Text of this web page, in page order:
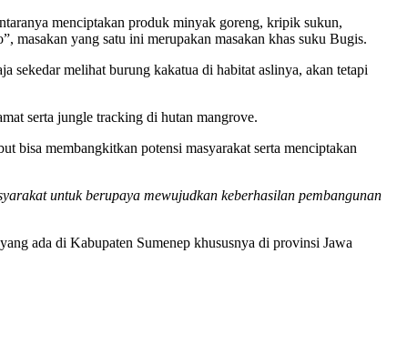
menciptakan produk minyak goreng, kripik sukun,
masakan yang satu ini merupakan masakan khas suku Bugis.
sekedar melihat burung kakatua di habitat aslinya, akan tetapi
serta jungle tracking di hutan mangrove.
bisa membangkitkan potensi masyarakat serta menciptakan
untuk berupaya mewujudkan keberhasilan pembangunan
ada di Kabupaten Sumenep khususnya di provinsi Jawa